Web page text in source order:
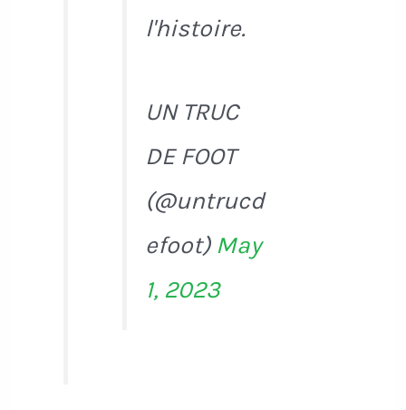
l'histoire.
UN TRUC
DE FOOT
(@untrucd
efoot) May
1, 2023